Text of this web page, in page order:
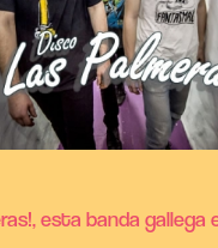
esta banda